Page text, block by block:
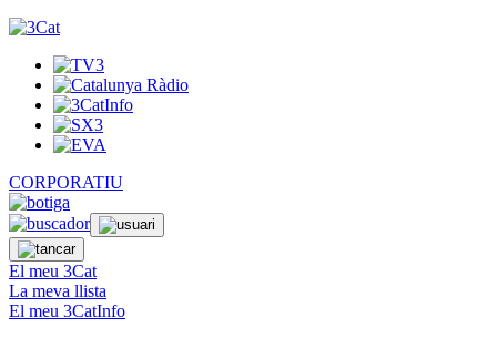
CORPORATIU
El meu 3Cat
La meva llista
El meu 3CatInfo